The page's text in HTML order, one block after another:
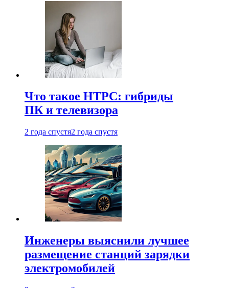
Что такое HTPC: гибриды
ПК и телевизора
2 года спустя2 года спустя
Инженеры выяснили лучшее
размещение станций зарядки
электромобилей